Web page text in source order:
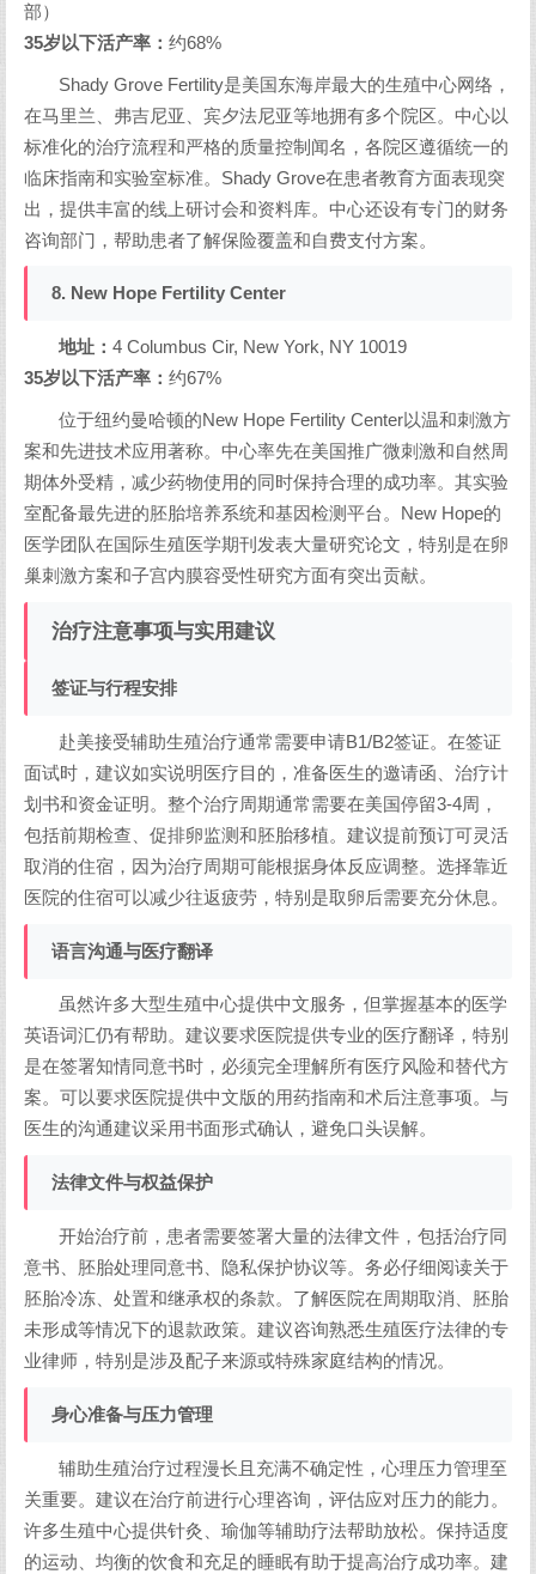
部）
35岁以下活产率： 约68%
Shady Grove Fertility是美国东海岸最大的生殖中心网络，
在马里兰、弗吉尼亚、宾夕法尼亚等地拥有多个院区。中心以
标准化的治疗流程和严格的质量控制闻名，各院区遵循统一的
临床指南和实验室标准。Shady Grove在患者教育方面表现突
出，提供丰富的线上研讨会和资料库。中心还设有专门的财务
咨询部门，帮助患者了解保险覆盖和自费支付方案。
8. New Hope Fertility Center
地址：4 Columbus Cir, New York, NY 10019
35岁以下活产率： 约67%
位于纽约曼哈顿的New Hope Fertility Center以温和刺激方
案和先进技术应用著称。中心率先在美国推广微刺激和自然周
期体外受精，减少药物使用的同时保持合理的成功率。其实验
室配备最先进的胚胎培养系统和基因检测平台。New Hope的
医学团队在国际生殖医学期刊发表大量研究论文，特别是在卵
巢刺激方案和子宫内膜容受性研究方面有突出贡献。
治疗注意事项与实用建议
签证与行程安排
赴美接受辅助生殖治疗通常需要申请B1/B2签证。在签证
面试时，建议如实说明医疗目的，准备医生的邀请函、治疗计
划书和资金证明。整个治疗周期通常需要在美国停留3-4周，
包括前期检查、促排卵监测和胚胎移植。建议提前预订可灵活
取消的住宿，因为治疗周期可能根据身体反应调整。选择靠近
医院的住宿可以减少往返疲劳，特别是取卵后需要充分休息。
语言沟通与医疗翻译
虽然许多大型生殖中心提供中文服务，但掌握基本的医学
英语词汇仍有帮助。建议要求医院提供专业的医疗翻译，特别
是在签署知情同意书时，必须完全理解所有医疗风险和替代方
案。可以要求医院提供中文版的用药指南和术后注意事项。与
医生的沟通建议采用书面形式确认，避免口头误解。
法律文件与权益保护
开始治疗前，患者需要签署大量的法律文件，包括治疗同
意书、胚胎处理同意书、隐私保护协议等。务必仔细阅读关于
胚胎冷冻、处置和继承权的条款。了解医院在周期取消、胚胎
未形成等情况下的退款政策。建议咨询熟悉生殖医疗法律的专
业律师，特别是涉及配子来源或特殊家庭结构的情况。
身心准备与压力管理
辅助生殖治疗过程漫长且充满不确定性，心理压力管理至
关重要。建议在治疗前进行心理咨询，评估应对压力的能力。
许多生殖中心提供针灸、瑜伽等辅助疗法帮助放松。保持适度
的运动、均衡的饮食和充足的睡眠有助于提高治疗成功率。建